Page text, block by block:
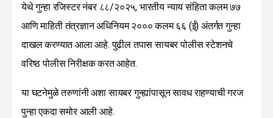
येथे गुन्हा रजिस्टर नंबर ८८/२०२५, भारतीय न्याय संहिता कलम ७७
आणि माहिती तंत्रज्ञान अधिनियम २००० कलम ६६ (ई) अंतर्गत गुन्हा
दाखल करण्यात आला आहे. पुढील तपास सायबर पोलीस स्टेशनचे
वरिष्ठ पोलीस निरीक्षक करत आहेत.
या घटनेमुळे तरुणांनी अशा सायबर गुन्ह्यांपासून सावध राहण्याची गरज
पुन्हा एकदा समोर आली आहे.